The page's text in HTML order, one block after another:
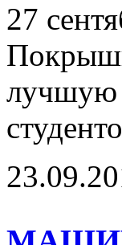
27
лучшую